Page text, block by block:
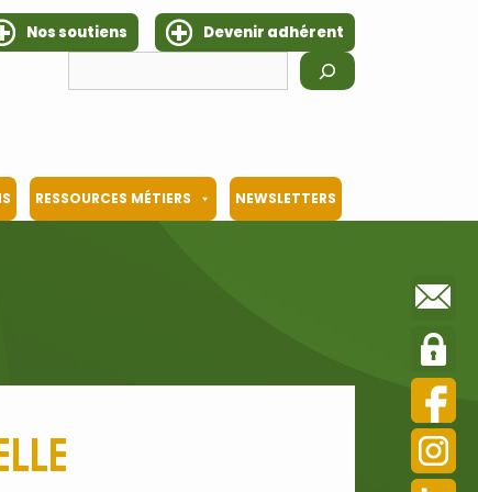
Nos soutiens
Devenir adhérent
RESSOURCES MÉTIERS NEWSLETTERS